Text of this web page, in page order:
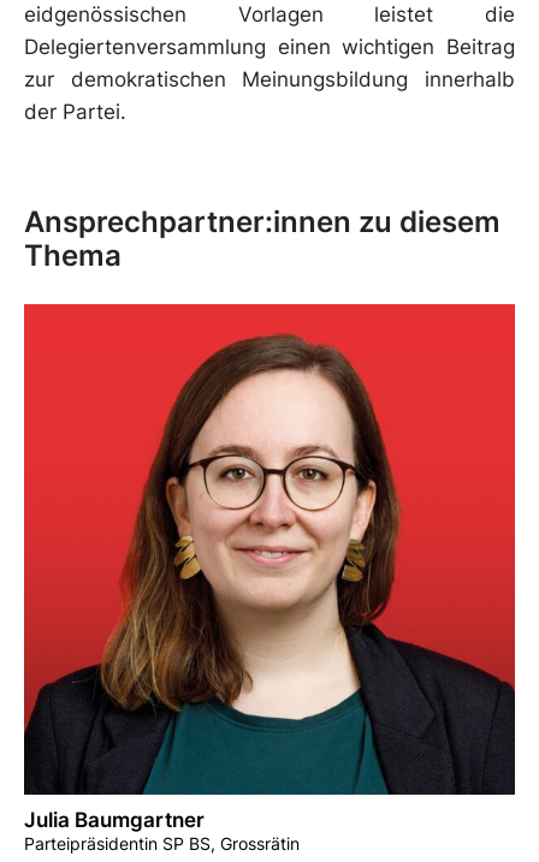
eidgenössischen Vorlagen leistet die
Delegiertenversammlung einen wichtigen Beitrag
zur demokratischen Meinungsbildung innerhalb
der Partei.
Ansprechpartner:innen zu diesem
Thema
Julia Baumgartner
Parteipräsidentin SP BS, Grossrätin